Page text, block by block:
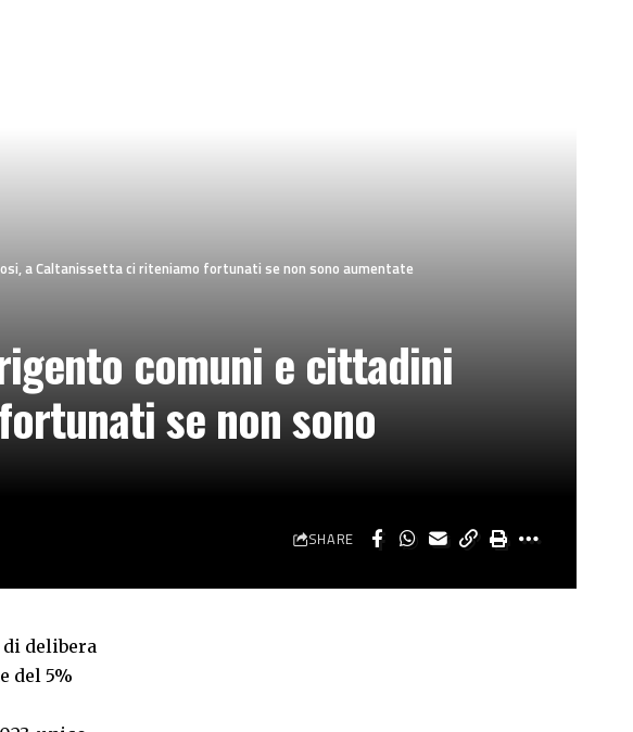
a Caltanissetta ci riteniamo fortunati se non sono aumentate
comuni e cittadini
se non sono
SHARE
di delibera
del 5%